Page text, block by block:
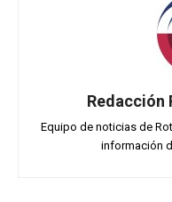
Redacción
Equipo de noticias de
información